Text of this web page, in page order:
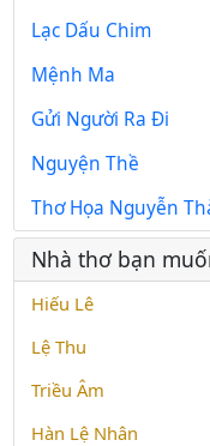
Lạc Dấu Chim
Mệnh Ma
Gửi Người Ra Đi
Nguyện Thề
Thơ Họa Nguyễn
Nhà thơ bạn
Hiếu Lê
Lệ Thu
Triều Âm
Hàn Lệ Nhân